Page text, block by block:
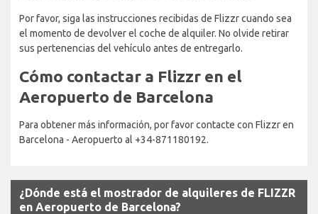
Por favor, siga las instrucciones recibidas de Flizzr cuando sea
el momento de devolver el coche de alquiler. No olvide retirar
sus pertenencias del vehículo antes de entregarlo.
Cómo contactar a Flizzr en el
Aeropuerto de Barcelona
Para obtener más información, por favor contacte con Flizzr en
Barcelona - Aeropuerto al +34-871180192.
¿Dónde está el mostrador de alquileres de FLIZZR
en Aeropuerto de Barcelona?